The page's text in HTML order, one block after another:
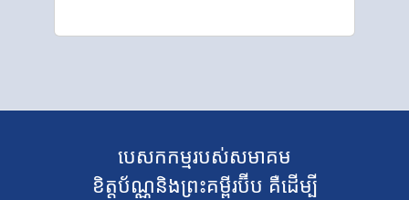
បេសកកម្មរបស់សមាគម
ខិត្តប័ណ្ណនិងព្រះគម្ពីរប៊ីប គឺដើម្បី